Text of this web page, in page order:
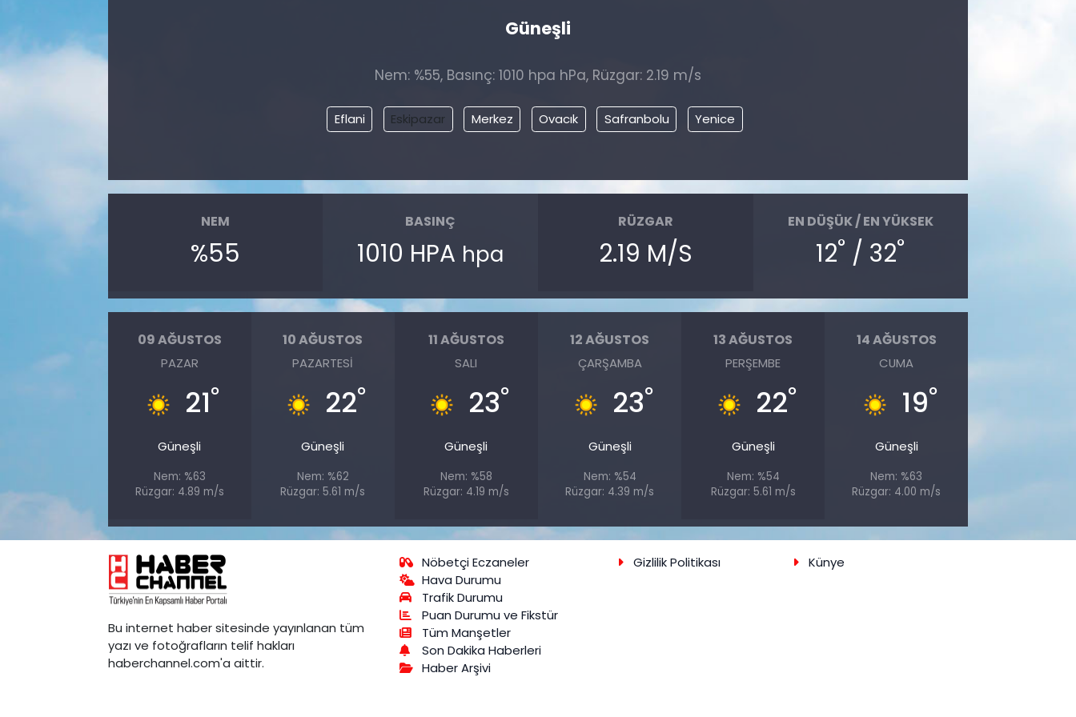
Güneşli
Nem: %55, Basınç: 1010 hpa hPa, Rüzgar: 2.19 m/s
Eflani Eskipazar Merkez Ovacık Safranbolu Yenice
NEM
%55
BASINÇ
1010 HPA hpa
RÜZGAR
2.19 M/S
EN DÜŞÜK / EN YÜKSEK
12° / 32°
09 AĞUSTOS
PAZAR
21°
Güneşli
Nem: %63
Rüzgar: 4.89 m/s
10 AĞUSTOS
PAZARTESI
22°
Güneşli
Nem: %62
Rüzgar: 5.61 m/s
11 AĞUSTOS
SALI
23°
Güneşli
Nem: %58
Rüzgar: 4.19 m/s
12 AĞUSTOS
ÇARŞAMBA
23°
Güneşli
Nem: %54
Rüzgar: 4.39 m/s
13 AĞUSTOS
PERŞEMBE
22°
Güneşli
Nem: %54
Rüzgar: 5.61 m/s
14 AĞUSTOS
CUMA
19°
Güneşli
Nem: %63
Rüzgar: 4.00 m/s
Bu internet haber sitesinde yayınlanan tüm
yazı ve fotoğrafların telif hakları
haberchannel.com'a aittir.
Nöbetçi Eczaneler
Hava Durumu
Trafik Durumu
Puan Durumu ve Fikstür
Tüm Manşetler
Son Dakika Haberleri
Haber Arşivi
Gizlilik Politikası Künye